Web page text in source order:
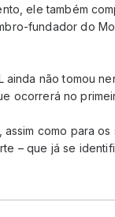
ele também
fundador do
não tomou
ocorrerá no
como para os
– que já se